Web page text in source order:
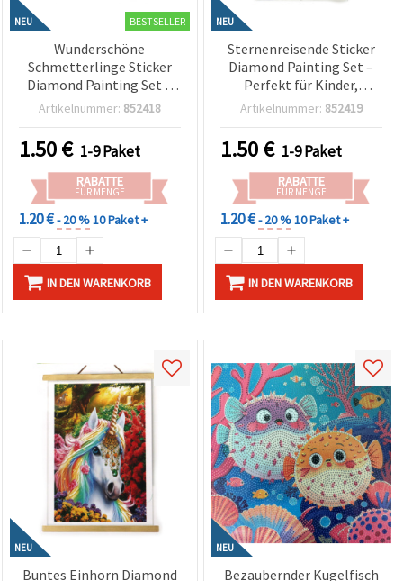
NEU BESTSELLER
Wunderschöne
Schmetterlinge Sticker
Diamond Painting Set –
Perfekt für Kinder,
Bastelaktivitäten SCC216
Artikelnummer: 852418
1.50€ 1-9 Paket
RABATTE
FÜR MENGE
1.20 €- 20 %10 Paket +
IN DEN WARENKORB
NEU
Sternenreisende Sticker
Diamond Painting Set –
Perfekt für Kinder,
Weltraum-Motiv &
Artikelnummer: 852419
1.50€ 1-9 Paket
RABATTE
FÜR MENGE
1.20 €- 20 %10 Paket +
IN DEN WARENKORB
NEU
Buntes Einhorn Diamond
NEU
Bezaubernder Kugelfisch